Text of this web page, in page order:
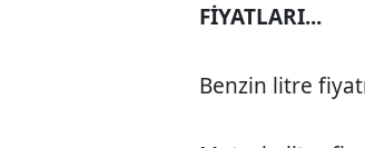
FİYATLARI...
Benzin litre